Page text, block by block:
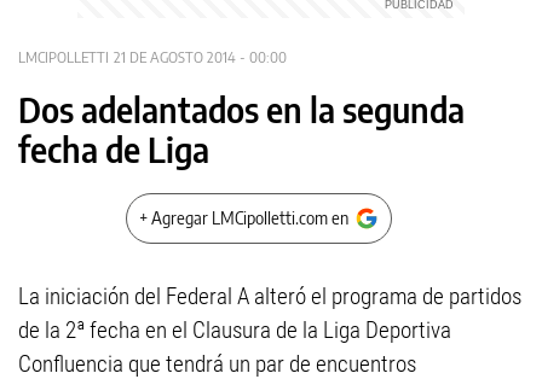
LMCIPOLLETTI 21 DE AGOSTO 2014 - 00:00
Dos adelantados en la segunda
fecha de Liga
+ Agregar LMCipolletti.com en
La iniciación del Federal A alteró el programa de partidos
de la 2ª fecha en el Clausura de la Liga Deportiva
Confluencia que tendrá un par de encuentros